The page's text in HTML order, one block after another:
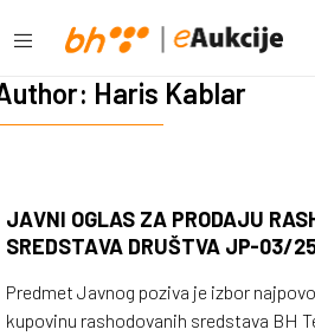
Haris Kablar
JAVNI OGLAS ZA PRODAJU
SREDSTAVA DRUŠTVA JP-03/
Predmet Javnog poziva je izbor
kupovinu rashodovanih sredstava BH